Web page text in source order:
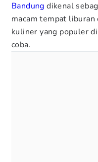
Bandung dikenal
macam tempat liburan
kuliner yang populer
coba.